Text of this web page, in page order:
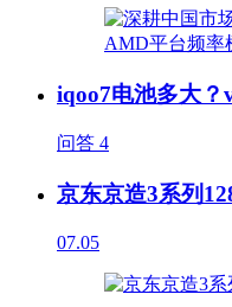
iqoo7电池多大？
问答 4
京东京造3系列
07.05